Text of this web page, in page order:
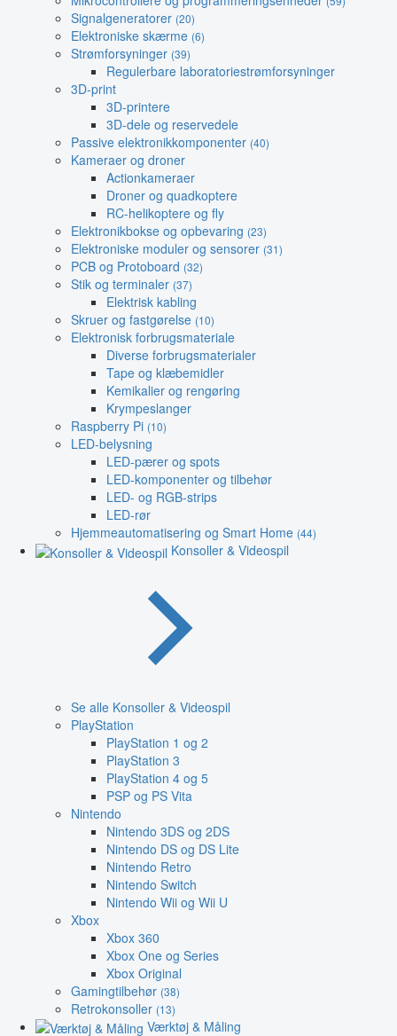
Signalgeneratorer (20)
Elektroniske skærme (6)
Strømforsyninger (39)
Regulerbare laboratoriestrømforsyninger
3D-print
3D-printere
3D-dele og reservedele
Passive elektronikkomponenter (40)
Kameraer og droner
Actionkameraer
Droner og quadkoptere
RC-helikoptere og fly
Elektronikbokse og opbevaring (23)
Elektroniske moduler og sensorer (31)
PCB og Protoboard (32)
Stik og terminaler (37)
Elektrisk kabling
Skruer og fastgørelse (10)
Elektronisk forbrugsmateriale
Diverse forbrugsmaterialer
Tape og klæbemidler
Kemikalier og rengøring
Krympeslanger
Raspberry Pi (10)
LED-belysning
LED-pærer og spots
LED-komponenter og tilbehør
LED- og RGB-strips
LED-rør
Hjemmeautomatisering og Smart Home (44)
Konsoller & Videospil
Se alle Konsoller & Videospil
PlayStation
PlayStation 1 og 2
PlayStation 3
PlayStation 4 og 5
PSP og PS Vita
Nintendo
Nintendo 3DS og 2DS
Nintendo DS og DS Lite
Nintendo Retro
Nintendo Switch
Nintendo Wii og Wii U
Xbox
Xbox 360
Xbox One og Series
Xbox Original
Gamingtilbehør (38)
Retrokonsoller (13)
Værktøj & Måling